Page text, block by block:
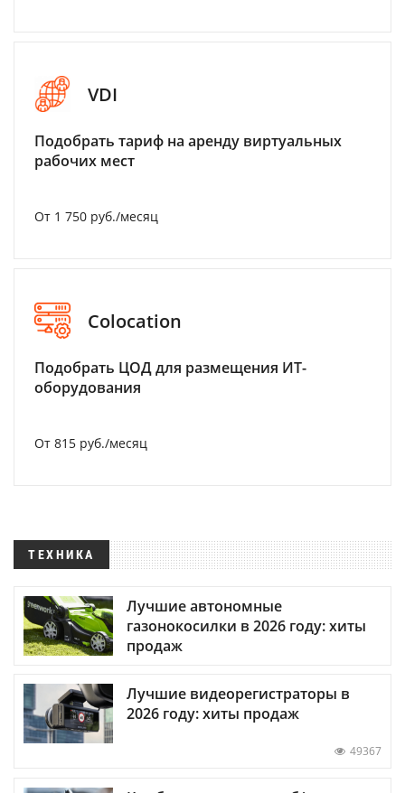
VDI
Подобрать тариф на аренду виртуальных
рабочих мест
От 1 750 руб./месяц
Colocation
Подобрать ЦОД для размещения ИТ-
оборудования
От 815 руб./месяц
ТЕХНИКА
Лучшие автономные
газонокосилки в 2026 году: хиты
продаж
Лучшие видеорегистраторы в
2026 году: хиты продаж
49367